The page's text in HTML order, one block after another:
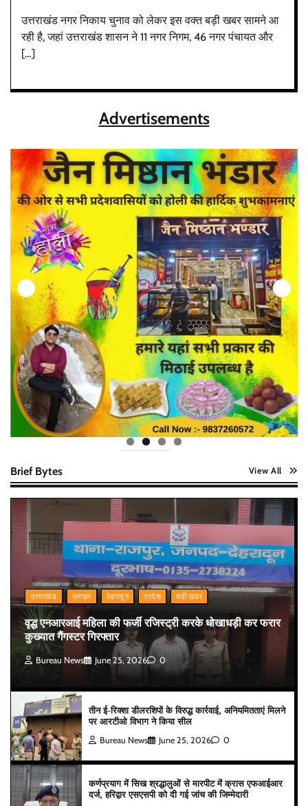
उत्तराखंड नगर निकाय चुनाव को लेकर इस वक्त बड़ी खबर सामने आ
रही है, जहां उत्तराखंड शासन ने 11 नगर निगम, 46 नगर पंचायत और
[…]
Advertisements
Brief Bytes View All
उत्तराखंड क्राइम देहरादून प्रदेश बड़ी खबर
वृद्ध एनआरआई महिला की फर्जी रजिस्ट्री करके धोखाधड़ी कर फरार
कुख्यात गैंगस्टर गिरफ्तार
Bureau News June 25, 2026 0
तीन ई-रिक्शा डीलरशिपों के विरुद्ध कार्रवाई, अनियमितताएं मिलने
पर आरटीओ विभाग ने किया सील
Bureau News June 25, 2026 0
कर्णप्रयाग में सिख श्रद्धालुओं से मारपीट में क्रास एफआईआर
दर्ज, हरिद्वार एसएसपी को दी गई जांच की जिम्मेदारी